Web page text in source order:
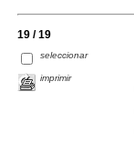
19 / 19
seleccionar
imprimir